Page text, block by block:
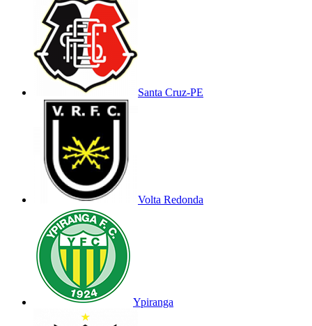
Santa Cruz-PE
Volta Redonda
Ypiranga